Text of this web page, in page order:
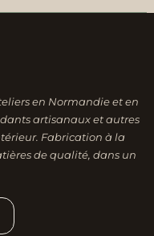
en Normandie et en
artisanaux et autres
Fabrication à la
de qualité, dans un